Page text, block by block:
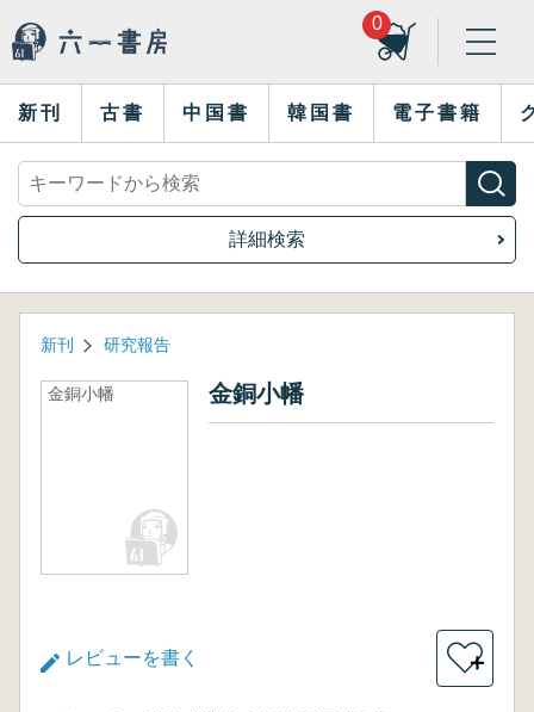
0
新刊 古書 中国書 韓国書 電子書籍
詳細検索
新刊 研究報告
金銅小幡 金銅小幡
レビューを書く ＋